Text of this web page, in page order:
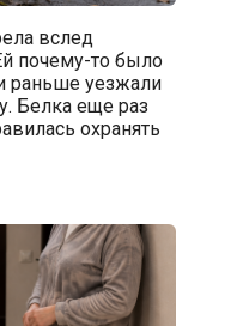
вслед
почему-то было
раньше уезжали
Белка еще раз
охранять